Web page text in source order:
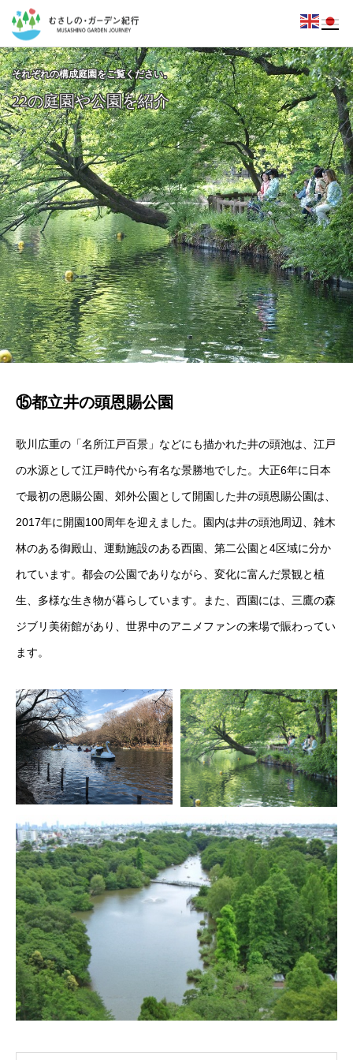
それぞれの構成庭園をご覧ください。
22の庭園や公園を紹介
⑮都立井の頭恩賜公園
歌川広重の「名所江戸百景」などにも描かれた井の頭池は、江戸
の水源として江戸時代から有名な景勝地でした。大正6年に日本
で最初の恩賜公園、郊外公園として開園した井の頭恩賜公園は、
2017年に開園100周年を迎えました。園内は井の頭池周辺、雑木
林のある御殿山、運動施設のある西園、第二公園と4区域に分か
れています。都会の公園でありながら、変化に富んだ景観と植
生、多様な生き物が暮らしています。また、西園には、三鷹の森
ジブリ美術館があり、世界中のアニメファンの来場で賑わってい
ます。